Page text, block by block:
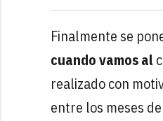
Finalmente se
cuando vamos al
realizado con
entre los meses